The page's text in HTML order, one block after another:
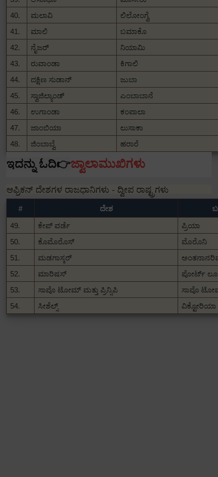
40.
ಮಲಾವಿ
ಲಿಲೋಂಗ್ವೆ
41.
ಮಾಲಿ
ಬಮಾಕೊ
42.
ನೈಜರ್
ನಿಯಾಮಿ
43.
ರುವಾಂಡಾ
ಕಿಗಾಲಿ
44.
ದಕ್ಷಿಣ ಸುಡಾನ್
ಜುಬಾ
45.
ಸ್ವಾಜಿಲ್ಯಾಂಡ್
ಎಂಬಾಬಾನೆ
46.
ಉಗಾಂಡಾ
ಕಂಪಾಲಾ
47.
ಜಾಂಬಿಯಾ
ಲುಸಾಕಾ
48.
ಜಿಂಬಾಬ್ವೆ ಹರಾರೆ
ಇದನ್ನು ಓದಿ👉ಜ್ವಾಲಾಮುಖಿಗಳು
ಆಫ್ರಿಕನ್ ದೇಶಗಳ ರಾಜಧಾನಿಗಳು - ದ್ವೀಪ ರಾಷ್ಟ್ರಗಳು
# ದೇಶ
49. ಕೇಪ್ ವರ್ಡೆ
ಪ್ರಿಯಾ
50.
ಕೊಮೊರೊಸ್
ಮೊರೊನಿ
51.
ಮಡಗಾಸ್ಕರ್
52.
ಮಾರಿಷಸ್
ಪೋರ್ಟ್
53.
ಸಾವೊ ಟೋಮ್ ಮತ್ತು ಪ್ರಿನ್ಸಿಪಿ
ಸಾವೊ
54.
ಸೀಶೆಲ್ಸ್ ವಿಕ್ಟೋರಿಯಾ